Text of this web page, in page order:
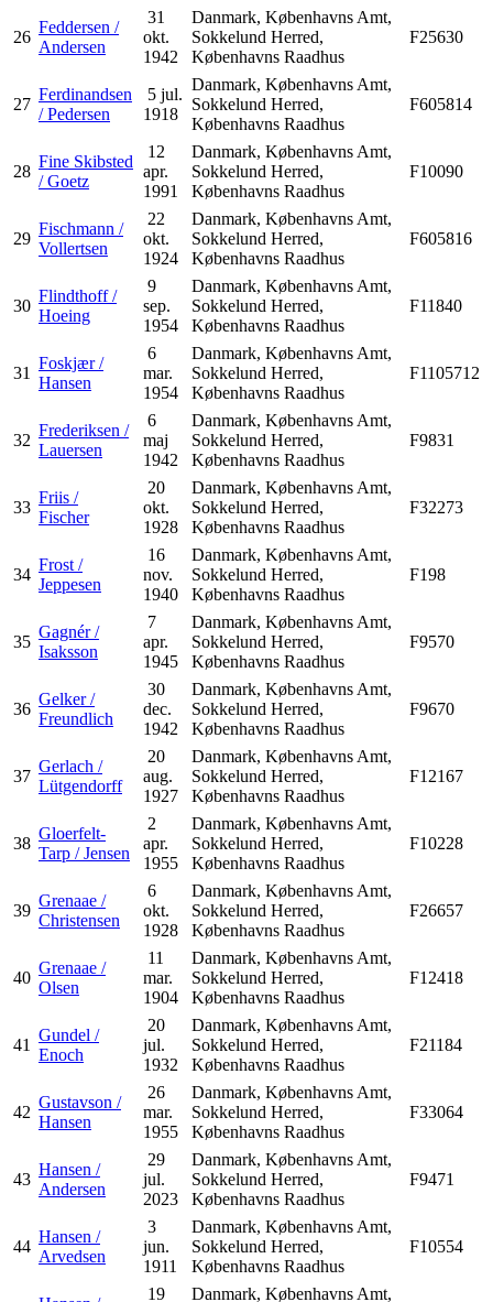
26
Feddersen /
Andersen
31
okt.
1942
Danmark, Københavns Amt,
Sokkelund Herred,
Københavns Raadhus
F25630
27
Ferdinandsen
/ Pedersen
5 jul.
1918
Danmark, Københavns Amt,
Sokkelund Herred,
Københavns Raadhus
F605814
28
Fine Skibsted
/ Goetz
12
apr.
1991
Danmark, Københavns Amt,
Sokkelund Herred,
Københavns Raadhus
F10090
29
Fischmann /
Vollertsen
22
okt.
1924
Danmark, Københavns Amt,
Sokkelund Herred,
Københavns Raadhus
F605816
30
Flindthoff /
Hoeing
9
sep.
1954
Danmark, Københavns Amt,
Sokkelund Herred,
Københavns Raadhus
F11840
31
Foskjær /
Hansen
6
mar.
1954
Danmark, Københavns Amt,
Sokkelund Herred,
Københavns Raadhus
F1105712
32
Frederiksen /
Lauersen
6
maj
1942
Danmark, Københavns Amt,
Sokkelund Herred,
Københavns Raadhus
F9831
33
Friis /
Fischer
20
okt.
1928
Danmark, Københavns Amt,
Sokkelund Herred,
Københavns Raadhus
F32273
34
Frost /
Jeppesen
16
nov.
1940
Danmark, Københavns Amt,
Sokkelund Herred,
Københavns Raadhus
F198
35
Gagnér /
Isaksson
7
apr.
1945
Danmark, Københavns Amt,
Sokkelund Herred,
Københavns Raadhus
F9570
36
Gelker /
Freundlich
30
dec.
1942
Danmark, Københavns Amt,
Sokkelund Herred,
Københavns Raadhus
F9670
37
Gerlach /
Lütgendorff
20
aug.
1927
Danmark, Københavns Amt,
Sokkelund Herred,
Københavns Raadhus
F12167
38
Gloerfelt-
Tarp / Jensen
2
apr.
1955
Danmark, Københavns Amt,
Sokkelund Herred,
Københavns Raadhus
F10228
39
Grenaae /
Christensen
6
okt.
1928
Danmark, Københavns Amt,
Sokkelund Herred,
Københavns Raadhus
F26657
40
Grenaae /
Olsen
11
mar.
1904
Danmark, Københavns Amt,
Sokkelund Herred,
Københavns Raadhus
F12418
41
Gundel /
Enoch
20
jul.
1932
Danmark, Københavns Amt,
Sokkelund Herred,
Københavns Raadhus
F21184
42
Gustavson /
Hansen
26
mar.
1955
Danmark, Københavns Amt,
Sokkelund Herred,
Københavns Raadhus
F33064
43
Hansen /
Andersen
29
jul.
2023
Danmark, Københavns Amt,
Sokkelund Herred,
Københavns Raadhus
F9471
44
Hansen /
Arvedsen
3
jun.
1911
Danmark, Københavns Amt,
Sokkelund Herred,
Københavns Raadhus
F10554
19
Danmark, Københavns Amt,